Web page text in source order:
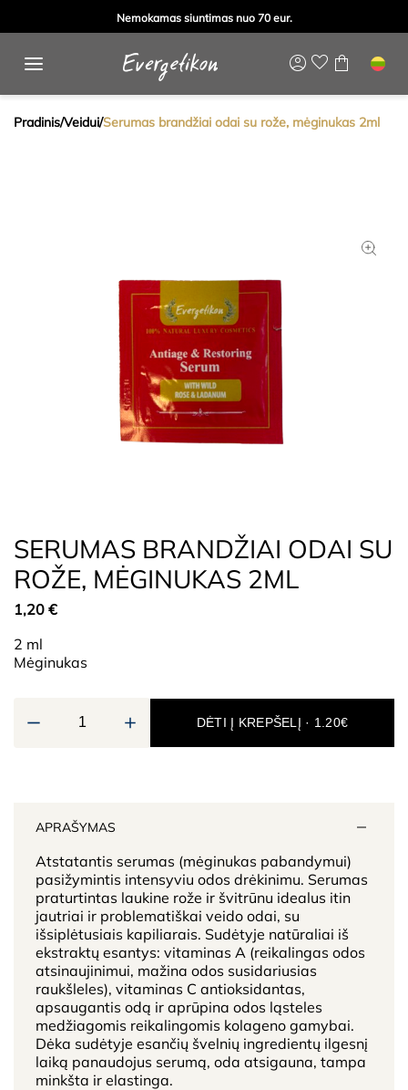
Nemokamas siuntimas nuo 70 eur.
Pradinis/Veidui/Serumas brandžiai odai su rože, mėginukas 2ml
SERUMAS BRANDŽIAI ODAI SU
ROŽE, MĖGINUKAS 2ML
1,20 €
2 ml
Mėginukas
DĖTI Į KREPŠELĮ · 1.20€
APRAŠYMAS
Atstatantis serumas (mėginukas pabandymui)
pasižymintis intensyviu odos drėkinimu. Serumas
praturtintas laukine rože ir švitrūnu idealus itin
jautriai ir problematiškai veido odai, su
išsiplėtusiais kapiliarais. Sudėtyje natūraliai iš
ekstraktų esantys: vitaminas A (reikalingas odos
atsinaujinimui, mažina odos susidariusias
raukšleles), vitaminas C antioksidantas,
apsaugantis odą ir aprūpina odos ląsteles
medžiagomis reikalingomis kolageno gamybai.
Dėka sudėtyje esančių švelnių ingredientų ilgesnį
laiką panaudojus serumą, oda atsigauna, tampa
minkšta ir elastinga.